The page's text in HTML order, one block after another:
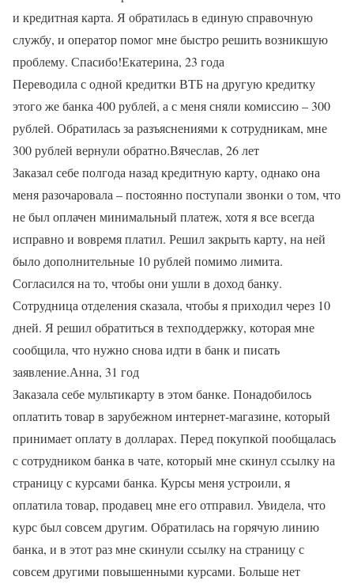
и кредитная карта. Я обратилась в единую справочную
службу, и оператор помог мне быстро решить возникшую
проблему. Спасибо!Екатерина, 23 года
Переводила с одной кредитки ВТБ на другую кредитку
этого же банка 400 рублей, а с меня сняли комиссию – 300
рублей. Обратилась за разъяснениями к сотрудникам, мне
300 рублей вернули обратно.Вячеслав, 26 лет
Заказал себе полгода назад кредитную карту, однако она
меня разочаровала – постоянно поступали звонки о том, что
не был оплачен минимальный платеж, хотя я все всегда
исправно и вовремя платил. Решил закрыть карту, на ней
было дополнительные 10 рублей помимо лимита.
Согласился на то, чтобы они ушли в доход банку.
Сотрудница отделения сказала, чтобы я приходил через 10
дней. Я решил обратиться в техподдержку, которая мне
сообщила, что нужно снова идти в банк и писать
заявление.Анна, 31 год
Заказала себе мультикарту в этом банке. Понадобилось
оплатить товар в зарубежном интернет-магазине, который
принимает оплату в долларах. Перед покупкой пообщалась
с сотрудником банка в чате, который мне скинул ссылку на
страницу с курсами банка. Курсы меня устроили, я
оплатила товар, продавец мне его отправил. Увидела, что
курс был совсем другим. Обратилась на горячую линию
банка, и в этот раз мне скинули ссылку на страницу с
совсем другими повышенными курсами. Больше нет